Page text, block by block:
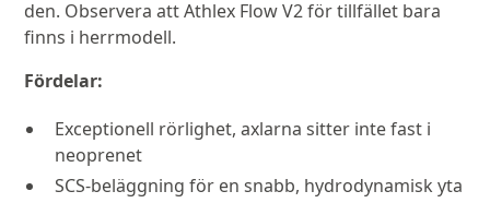
den. Observera att Athlex Flow V2 för tillfället bara
finns i herrmodell.
Fördelar:
Exceptionell rörlighet, axlarna sitter inte fast i
neoprenet
SCS-beläggning för en snabb, hydrodynamisk yta